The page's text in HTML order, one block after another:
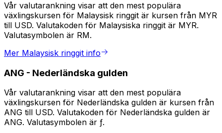
Vår valutarankning visar att den mest populära
växlingskursen för Malaysisk ringgit är kursen från MYR
till USD. Valutakoden för Malaysiska ringgit är MYR.
Valutasymbolen är RM.
Mer Malaysisk ringgit info
ANG - Nederländska gulden
Vår valutarankning visar att den mest populära
växlingskursen för Nederländska gulden är kursen från
ANG till USD. Valutakoden för Nederländska gulden är
ANG. Valutasymbolen är ƒ.